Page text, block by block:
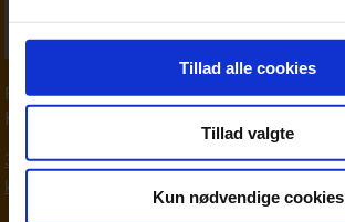
Tillad alle cookies
Tillad valgte
Kun nødvendige cookies
Partner,Moms & afgifter
Karsten Wind
39 16 76 90
kwi@beierholm.dk